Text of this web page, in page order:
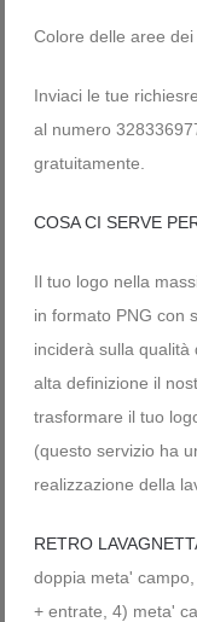
Colore delle aree
Inviaci le tue
al numero
gratuitamente.
COSA CI SERVE
Il tuo logo nella
in formato PNG con
inciderà sulla qualità
alta definizione il
trasformare il tuo
(questo servizio ha
realizzazione della
RETRO
doppia meta'
+ entrate, 4) meta'